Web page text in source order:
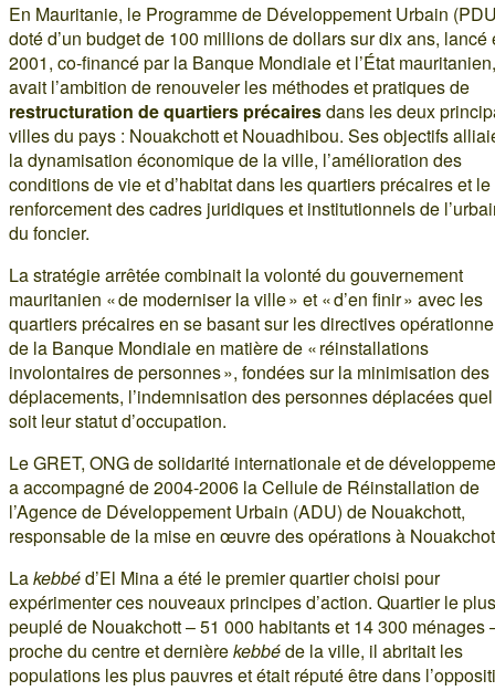
En Mauritanie, le Programme de Développement Urbain
doté d’un budget de 100 millions de dollars sur dix ans, lancé
2001, co-financé par la Banque Mondiale et l’État mauritanien,
avait l’ambition de renouveler les méthodes et pratiques de
restructuration de quartiers précairesdans les deux
villes du pays : Nouakchott et Nouadhibou. Ses objectifs
la dynamisation économique de la ville, l’amélioration des
conditions de vie et d’habitat dans les quartiers précaires et le
renforcement des cadres juridiques et institutionnels de
du foncier.
La stratégie arrêtée combinait la volonté du gouvernement
mauritanien « de moderniser la ville » et « d’en finir » avec les
quartiers précaires en se basant sur les directives
de la Banque Mondiale en matière de « réinstallations
involontaires de personnes », fondées sur la minimisation des
déplacements, l’indemnisation des personnes déplacées
soit leur statut d’occupation.
Le GRET, ONG de solidarité internationale et de
a accompagné de 2004-2006 la Cellule de Réinstallation de
l’Agence de Développement Urbain (ADU) de Nouakchott,
responsable de la mise en œuvre des opérations à
Lakebbéd’El Mina a été le premier quartier choisi pour
expérimenter ces nouveaux principes d’action. Quartier le plus
peuplé de Nouakchott – 51 000 habitants et 14 300 ménages
proche du centre et dernièrekebbéde la ville, il abritait les
populations les plus pauvres et était réputé être dans